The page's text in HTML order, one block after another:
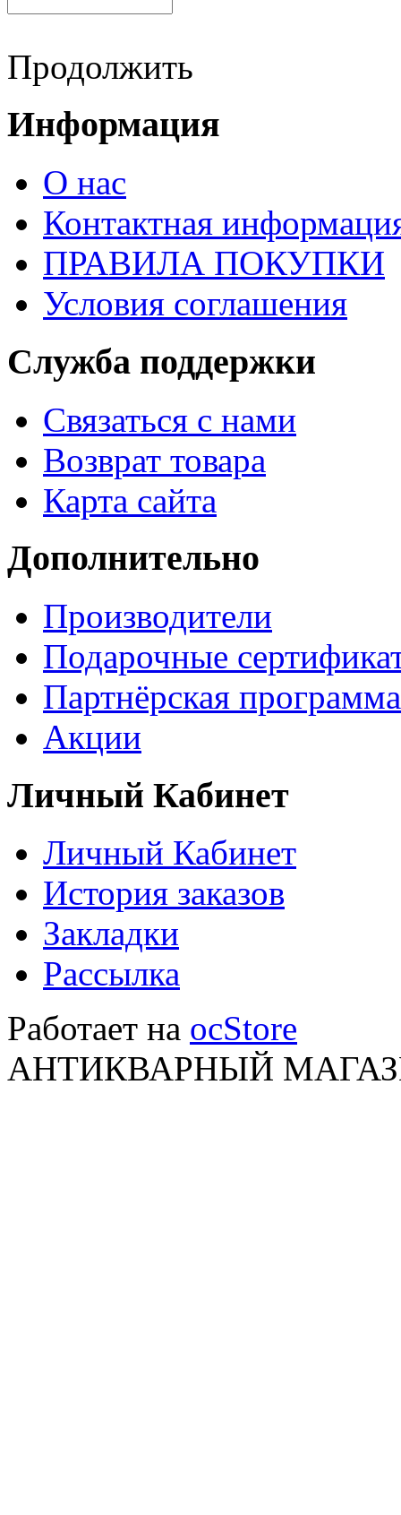
Продолжить
Информация
О нас
Контактная
ПРАВИЛА ПОКУПКИ
Условия соглашения
Служба поддержки
Связаться с нами
Возврат товара
Карта сайта
Дополнительно
Производители
Подарочные
Партнёрская программа
Акции
Личный Кабинет
Личный Кабинет
История заказов
Закладки
Рассылка
Работает на ocStore
АНТИКВАРНЫЙ